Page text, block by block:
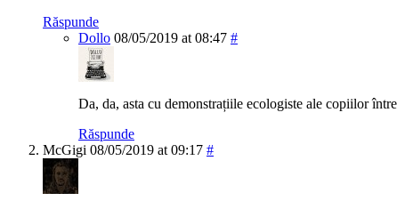
Răspunde
Dollo 08/05/2019 at 08:47 #
Da, da, asta cu demonstrațiile ecologiste ale copiilor
Răspunde
McGigi 08/05/2019 at 09:17 #